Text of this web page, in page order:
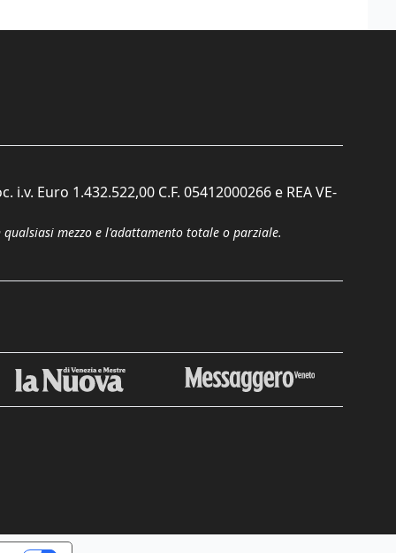
Euro 1.432.522,00 C.F. 05412000266 e REA VE-
mezzo e l'adattamento totale o parziale.